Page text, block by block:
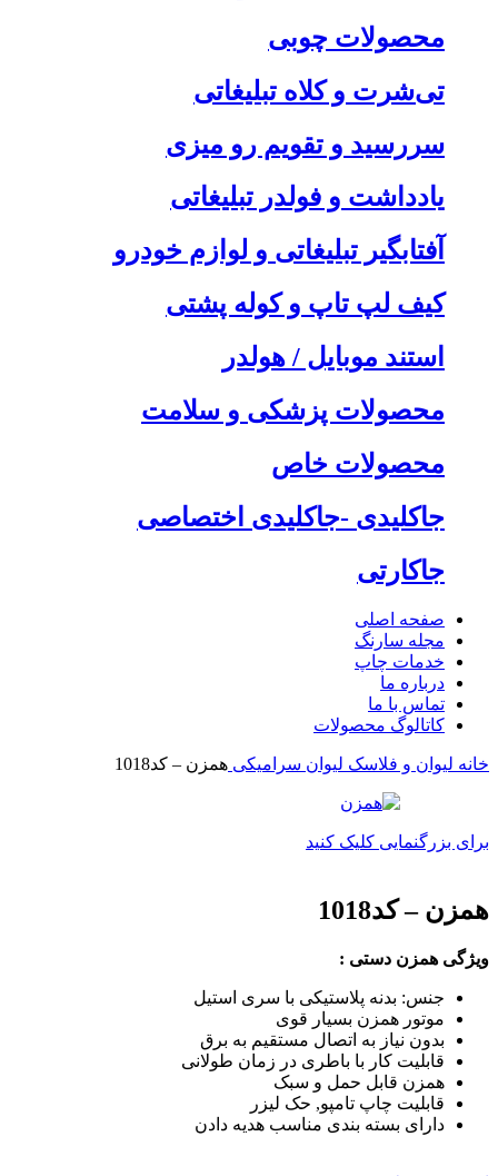
محصولات چوبی
تی‌شرت و کلاه تبلیغاتی
سررسید و تقویم رو میزی
یادداشت و فولدر تبلیغاتی
آفتابگیر تبلیغاتی و لوازم خودرو
کیف لپ تاپ و کوله پشتی
استند موبایل / هولدر
محصولات پزشکی و سلامت
محصولات خاص
جاکلیدی -جاکلیدی اختصاصی
جاکارتی
صفحه اصلی
مجله سارنگ
خدمات چاپ
درباره ما
تماس با ما
کاتالوگ محصولات
خانه لیوان و فلاسک لیوان سرامیکی همزن – کد1018
برای بزرگنمایی کلیک کنید
همزن – کد1018
ویژگی همزن دستی :
جنس: بدنه پلاستیکی با سری استیل
موتور همزن بسیار قوی
بدون نیاز به اتصال مستقیم به برق
قابلیت کار با باطری در زمان طولانی
همزن قابل حمل و سبک
قابلیت چاپ تامپو, حک لیزر
دارای بسته بندی مناسب هدیه دادن